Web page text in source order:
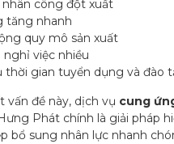
nhân công đột xuất
tăng nhanh
quy mô sản xuất
việc nhiều
thời gian tuyển dụng và đào
vấn đề này, dịch vụ cung
Phát chính là giải pháp
bổ sung nhân lực nhanh